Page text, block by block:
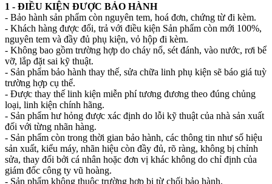
1 - ĐIỀU KIỆN ĐƯỢC BẢO HÀNH
- Bảo hành sản phẩm còn nguyên tem, hoá đơn, chứng từ đi kèm.
- Khách hàng được đổi, trả với điều kiện Sản phẩm còn mới 100%,
nguyên tem và đầy đủ phụ kiện, vỏ hộp đi kèm.
- Không bao gồm trường hợp do cháy nổ, sét đánh, vào nước, rơi bể
vỡ, lắp đặt sai kỹ thuật.
- Sản phẩm bảo hành thay thế, sửa chữa linh phụ kiện sẽ báo giá tuỳ
trường hợp cụ thể.
- Được thay thế linh kiện miễn phí tương đương theo đúng chủng
loại, linh kiện chính hãng.
- Sản phẩm hư hỏng được xác định do lỗi kỹ thuật của nhà sản xuất
đối với từng nhãn hàng.
- Sản phẩm còn trong thời gian bảo hành, các thông tin như số hiệu
sản xuất, kiểu máy, nhãn hiệu còn đầy đủ, rõ ràng, không bị chỉnh
sửa, thay đổi bởi cá nhân hoặc đơn vị khác không do chỉ định của
giám đốc công ty vũ hoàng.
- Sản phẩm không thuộc trường hợp bị từ chối bảo hành.